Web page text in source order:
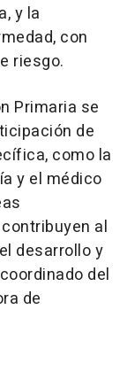
y la
con
riesgo.
Primaria se
de
como la
y el médico
al
desarrollo y
del
de